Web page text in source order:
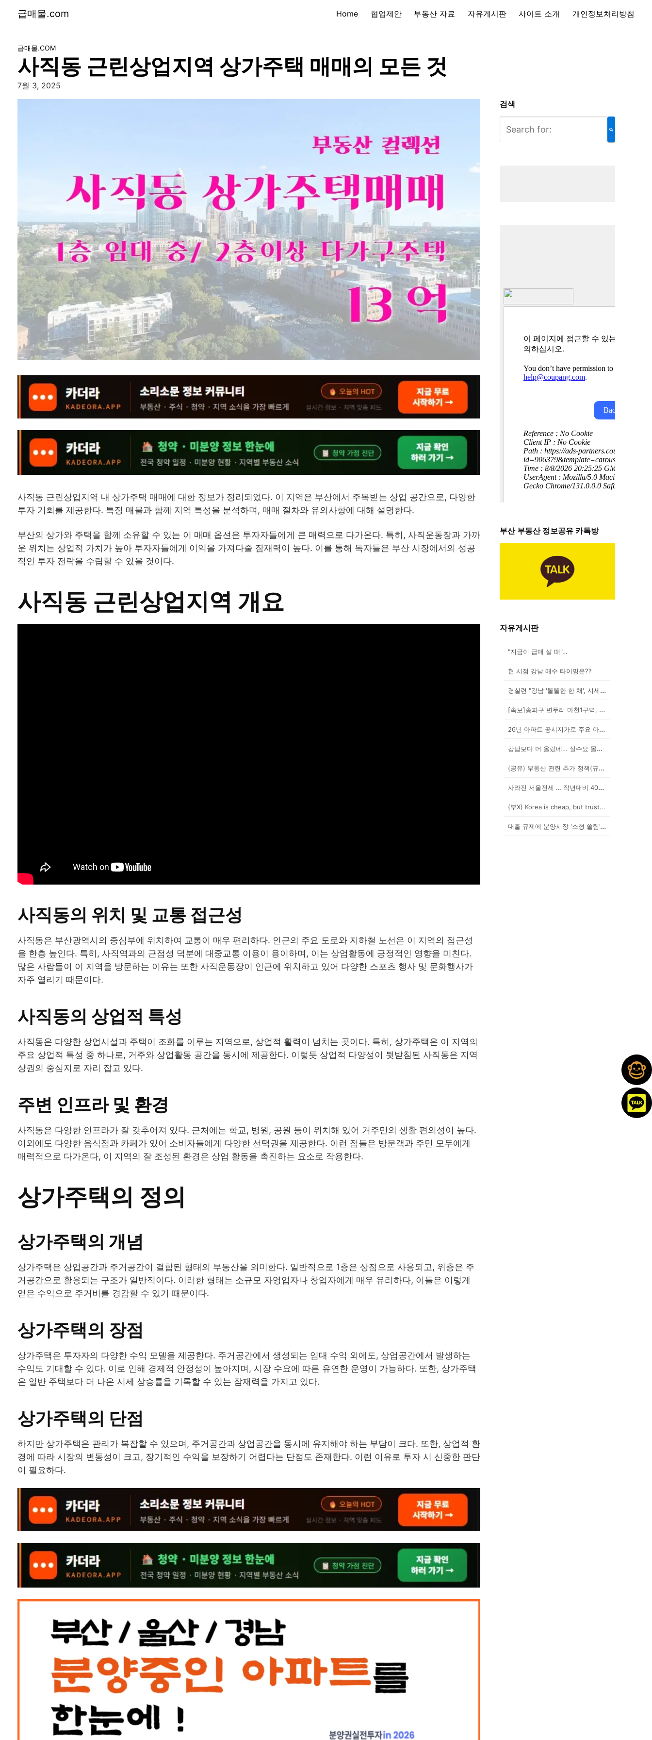
급매물.com Home 협업제안 부동산 자료 자유게시판 사이트 소개 개인정보처리방침
급매물.COM
사직동 근린상업지역 상가주택 매매의 모든 것
7월 3, 2025
사직동 근린상업지역 내 상가주택 매매에 대한 정보가 정리되었다. 이 지역은 부산에서 주목받는 상업 공간으로, 다양한
투자 기회를 제공한다. 특정 매물과 함께 지역 특성을 분석하며, 매매 절차와 유의사항에 대해 설명한다.
부산의 상가와 주택을 함께 소유할 수 있는 이 매매 옵션은 투자자들에게 큰 매력으로 다가온다. 특히, 사직운동장과 가까
운 위치는 상업적 가치가 높아 투자자들에게 이익을 가져다줄 잠재력이 높다. 이를 통해 독자들은 부산 시장에서의 성공
적인 투자 전략을 수립할 수 있을 것이다.
사직동 근린상업지역 개요
사직동의 위치 및 교통 접근성
사직동은 부산광역시의 중심부에 위치하여 교통이 매우 편리하다. 인근의 주요 도로와 지하철 노선은 이 지역의 접근성
을 한층 높인다. 특히, 사직역과의 근접성 덕분에 대중교통 이용이 용이하며, 이는 상업활동에 긍정적인 영향을 미친다.
많은 사람들이 이 지역을 방문하는 이유는 또한 사직운동장이 인근에 위치하고 있어 다양한 스포츠 행사 및 문화행사가
자주 열리기 때문이다.
사직동의 상업적 특성
사직동은 다양한 상업시설과 주택이 조화를 이루는 지역으로, 상업적 활력이 넘치는 곳이다. 특히, 상가주택은 이 지역의
주요 상업적 특성 중 하나로, 거주와 상업활동 공간을 동시에 제공한다. 이렇듯 상업적 다양성이 뒷받침된 사직동은 지역
상권의 중심지로 자리 잡고 있다.
주변 인프라 및 환경
사직동은 다양한 인프라가 잘 갖추어져 있다. 근처에는 학교, 병원, 공원 등이 위치해 있어 거주민의 생활 편의성이 높다.
이외에도 다양한 음식점과 카페가 있어 소비자들에게 다양한 선택권을 제공한다. 이런 점들은 방문객과 주민 모두에게
매력적으로 다가온다, 이 지역의 잘 조성된 환경은 상업 활동을 촉진하는 요소로 작용한다.
상가주택의 정의
상가주택의 개념
상가주택은 상업공간과 주거공간이 결합된 형태의 부동산을 의미한다. 일반적으로 1층은 상점으로 사용되고, 위층은 주
거공간으로 활용되는 구조가 일반적이다. 이러한 형태는 소규모 자영업자나 창업자에게 매우 유리하다, 이들은 이렇게
얻은 수익으로 주거비를 경감할 수 있기 때문이다.
상가주택의 장점
상가주택은 투자자의 다양한 수익 모델을 제공한다. 주거공간에서 생성되는 임대 수익 외에도, 상업공간에서 발생하는
수익도 기대할 수 있다. 이로 인해 경제적 안정성이 높아지며, 시장 수요에 따른 유연한 운영이 가능하다. 또한, 상가주택
은 일반 주택보다 더 나은 시세 상승률을 기록할 수 있는 잠재력을 가지고 있다.
상가주택의 단점
하지만 상가주택은 관리가 복잡할 수 있으며, 주거공간과 상업공간을 동시에 유지해야 하는 부담이 크다. 또한, 상업적 환
경에 따라 시장의 변동성이 크고, 장기적인 수익을 보장하기 어렵다는 단점도 존재한다. 이런 이유로 투자 시 신중한 판단
이 필요하다.
검색
부산 부동산 정보공유 카톡방
자유게시판
"지금이 급매 살 때"…
현 시점 강남 매수 타이밍은??
경실련 "강남 '똘똘한 한 채', 시세 차익 102억인...
[속보]송파구 변두리 마천1구역, 49층 랜드마크로 날...
26년 아파트 공시지가로 주요 아파트 보유세 시뮬레이션...
강남보다 더 올랐네… 실수요 몰린 이곳은?
(공유) 부동산 관련 추가 정책(규제) 발표 예상됩니다...
사라진 서울전세 … 작년대비 40% '뚝'
(부X) Korea is cheap, but trust...
대출 규제에 분양시장 '소형 쏠림'…20평 이하 경쟁률...